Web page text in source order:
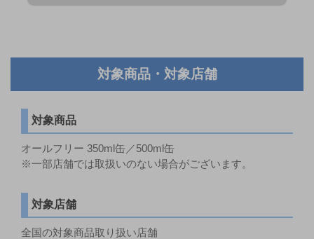
対象商品・対象店舗
対象商品
オールフリー 350ml缶／500ml缶
※一部店舗では取扱いのない場合がございます。
対象店舗
全国の対象商品取り扱い店舗